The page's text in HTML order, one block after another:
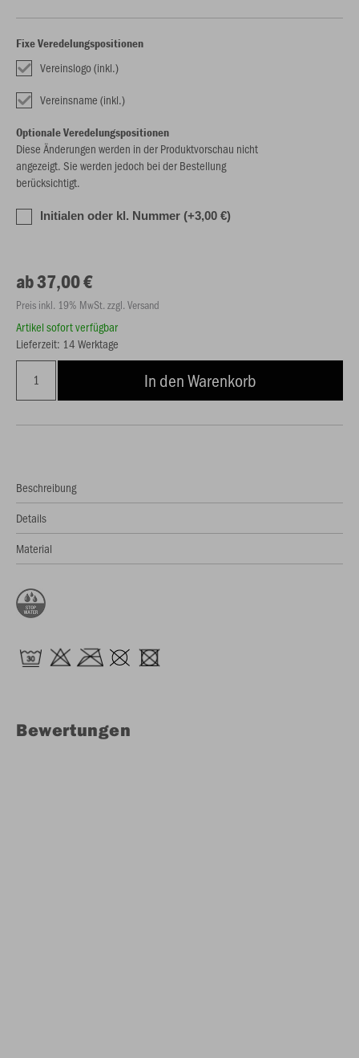
Fixe Veredelungspositionen
Vereinslogo (inkl.)
Vereinsname (inkl.)
Optionale Veredelungspositionen
Diese Änderungen werden in der Produktvorschau nicht
angezeigt. Sie werden jedoch bei der Bestellung
berücksichtigt.
Initialen oder kl. Nummer (+3,00 €)
ab 37,00 €
Preis inkl. 19% MwSt. zzgl. Versand
Artikel sofort verfügbar
Lieferzeit: 14 Werktage
In den Warenkorb
Beschreibung
Details
Material
Bewertungen